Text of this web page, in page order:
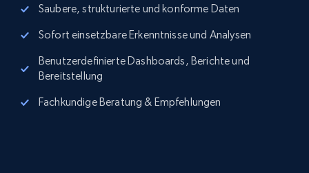
Saubere, strukturierte und konforme Daten
Sofort einsetzbare Erkenntnisse und Analysen
Benutzerdefinierte Dashboards, Berichte und
Bereitstellung
Fachkundige Beratung & Empfehlungen